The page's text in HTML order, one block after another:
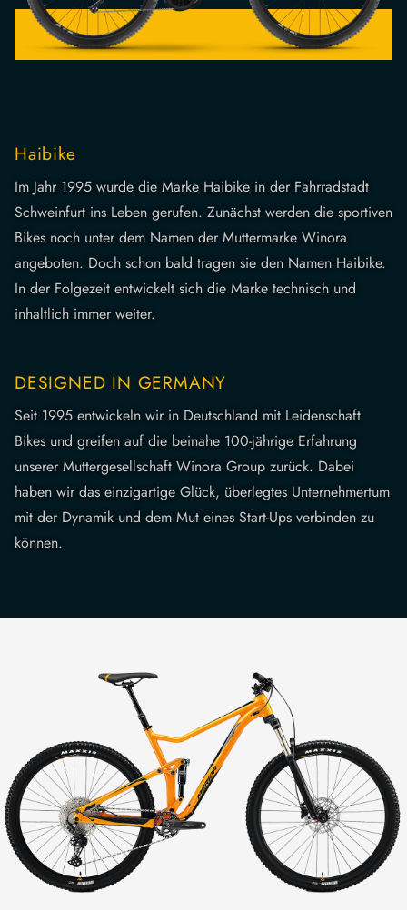
Haibike
Im Jahr 1995 wurde die Marke Haibike in der Fahrradstadt
Schweinfurt ins Leben gerufen. Zunächst werden die sportiven
Bikes noch unter dem Namen der Muttermarke Winora
angeboten. Doch schon bald tragen sie den Namen Haibike.
In der Folgezeit entwickelt sich die Marke technisch und
inhaltlich immer weiter.
DESIGNED IN GERMANY
Seit 1995 entwickeln wir in Deutschland mit Leidenschaft
Bikes und greifen auf die beinahe 100-jährige Erfahrung
unserer Muttergesellschaft Winora Group zurück. Dabei
haben wir das einzigartige Glück, überlegtes Unternehmertum
mit der Dynamik und dem Mut eines Start-Ups verbinden zu
können.